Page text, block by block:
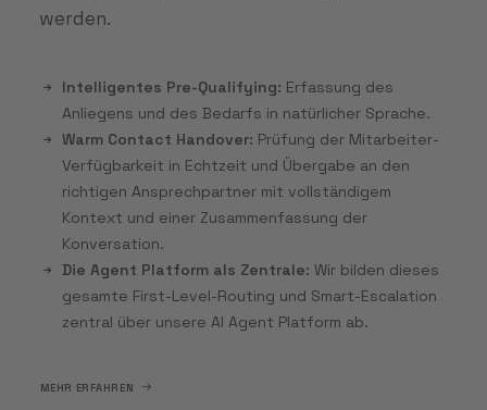
werden.
Intelligentes Pre-Qualifying: Erfassung des
Anliegens und des Bedarfs in natürlicher Sprache.
Warm Contact Handover: Prüfung der Mitarbeiter-
Verfügbarkeit in Echtzeit und Übergabe an den
richtigen Ansprechpartner mit vollständigem
Kontext und einer Zusammenfassung der
Konversation.
Die Agent Platform als Zentrale: Wir bilden dieses
gesamte First-Level-Routing und Smart-Escalation
zentral über unsere AI Agent Platform ab.
MEHR ERFAHREN